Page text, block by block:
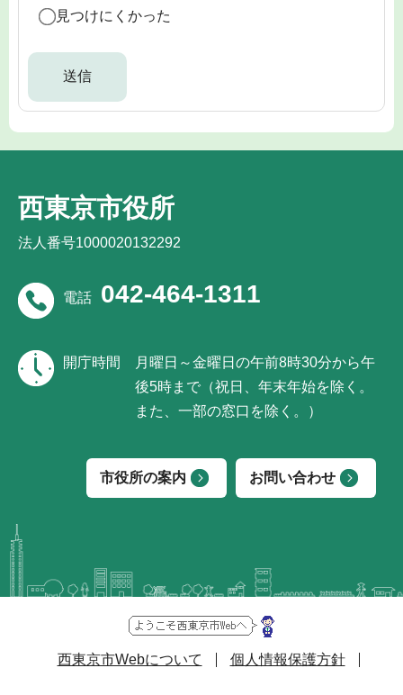
見つけにくかった
西東京市役所
法人番号1000020132292
電話 042-464-1311
開庁時間
月曜日～金曜日の午前8時30分から午
後5時まで（祝日、年末年始を除く。
また、一部の窓口を除く。）
市役所の案内 お問い合わせ
西東京市Webについて 個人情報保護方針